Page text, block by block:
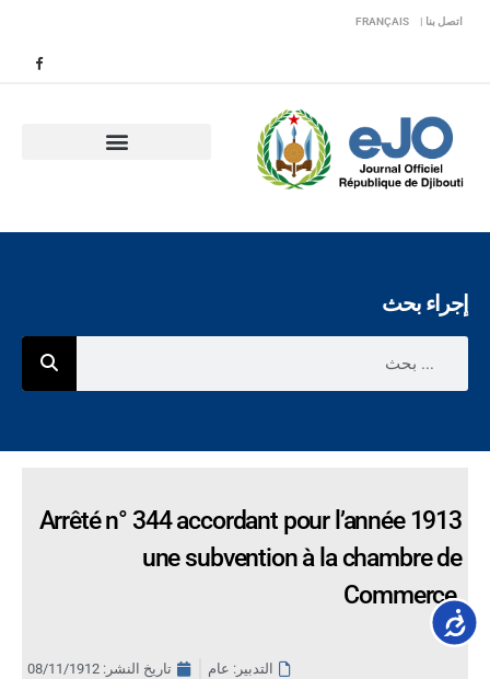
اتصل بنا | FRANÇAIS
إجراء بحث
Arrêté n° 344 accordant pour l’année 1913
une subvention à la chambre de
Commerce.
التدبير: عام تاريخ النشر: 08/11/1912